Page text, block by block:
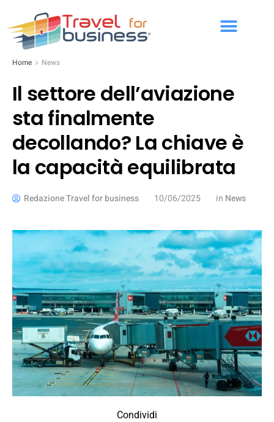
Home News
Il settore dell’aviazione
sta finalmente
decollando? La chiave è
la capacità equilibrata
Redazione Travel for business 10/06/2025 in News
Condividi